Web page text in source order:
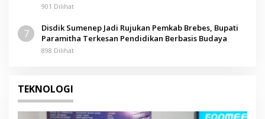
901 Dilihat
7
Disdik Sumenep Jadi Rujukan Pemkab Brebes, Bupati
Paramitha Terkesan Pendidikan Berbasis Budaya
898 Dilihat
TEKNOLOGI